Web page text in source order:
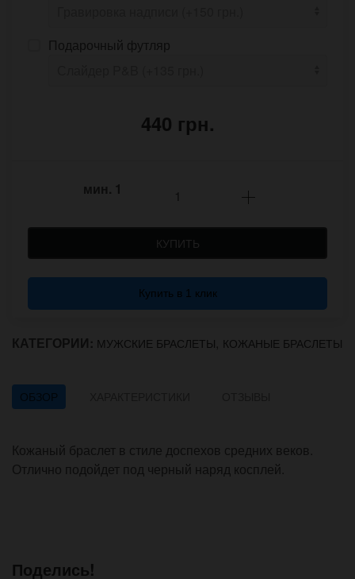
Подарочный футляр
440 грн.
мин. 1
КУПИТЬ
Купить в 1 клик
КАТЕГОРИИ: МУЖСКИЕ БРАСЛЕТЫ, КОЖАНЫЕ БРАСЛЕТЫ
ОБЗОР
Кожаный браслет в стиле доспехов средних веков.
Отлично подойдет под черный наряд косплей.
Поделись!